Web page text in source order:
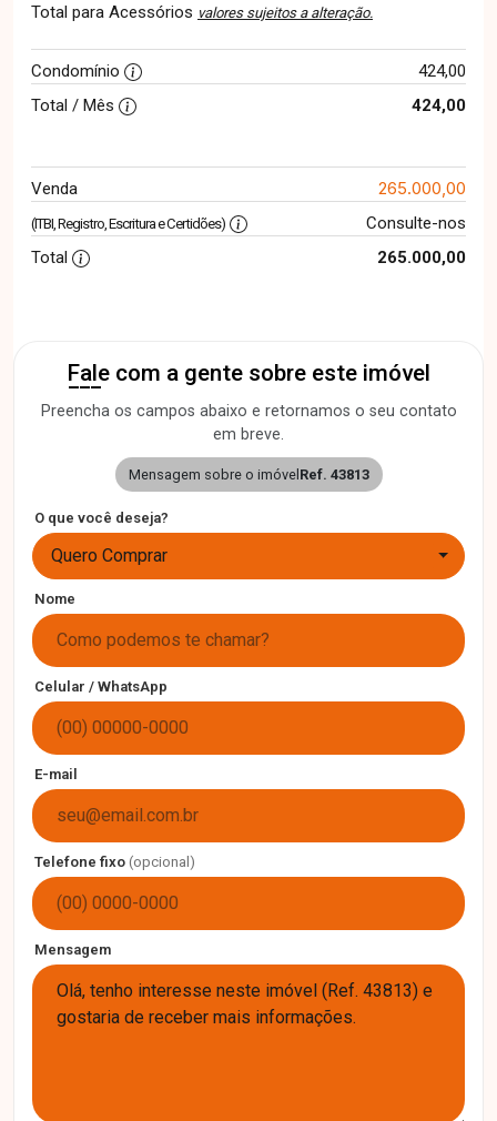
Total para Acessórios valores sujeitos a alteração.
Condomínio
424,00
Total / Mês
424,00
Venda 265.000,00
(ITBI, Registro, Escritura e Certidões)
Consulte-nos
Total
265.000,00
Fale com a gente sobre este imóvel
Preencha os campos abaixo e retornamos o seu contato
em breve.
Mensagem sobre o imóvel Ref. 43813
O que você deseja?
Quero Comprar
Nome
Celular / WhatsApp
E-mail
Telefone fixo (opcional)
Mensagem